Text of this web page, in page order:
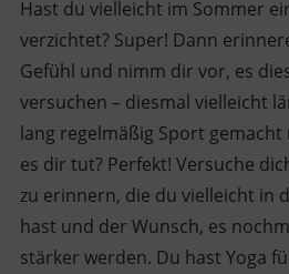
Hast du vielleicht im Sommer
verzichtet? Super! Dann
Gefühl und nimm dir vor, es
versuchen – diesmal vielleicht
lang regelmäßig Sport
es dir tut? Perfekt! Versuche
zu erinnern, die du vielleicht in
hast und der Wunsch, es
stärker werden. Du hast Yoga